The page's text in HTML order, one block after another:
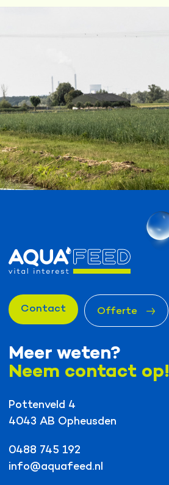
Meer weten?
Neem contact op!
Pottenveld 4
4043 AB Opheusden
0488 745 192
info@aquafeed.nl
Contact Offerte